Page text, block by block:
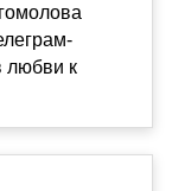
любви к